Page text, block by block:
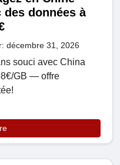
des données à
décembre 31, 2026
souci avec China
GB — offre